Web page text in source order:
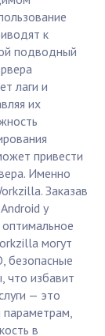
к
подводный
лаги и
их
привести
Именно
Заказав
у
могут
безопасные
что избавит
— это
параметрам,
в